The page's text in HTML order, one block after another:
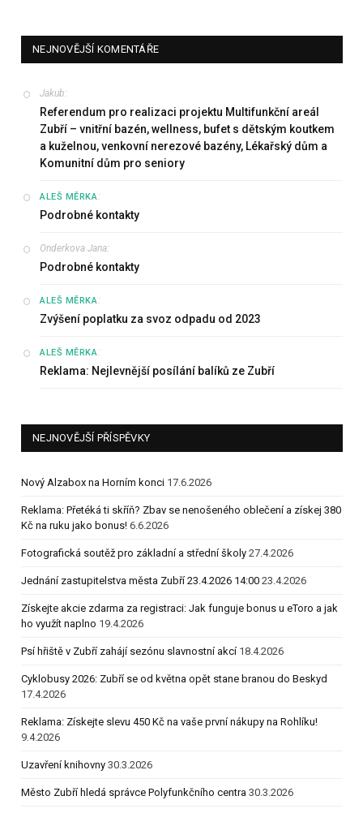
NEJNOVĚJŠÍ KOMENTÁŘE
Jakub:
Referendum pro realizaci projektu Multifunkční areál
Zubří – vnitřní bazén, wellness, bufet s dětským koutkem
a kuželnou, venkovní nerezové bazény, Lékařský dům a
Komunitní dům pro seniory
ALEŠ MĚRKA :
Podrobné kontakty
Onderkova Jana:
Podrobné kontakty
ALEŠ MĚRKA :
Zvýšení poplatku za svoz odpadu od 2023
ALEŠ MĚRKA :
Reklama: Nejlevnější posílání balíků ze Zubří
NEJNOVĚJŠÍ PŘÍSPĚVKY
Nový Alzabox na Horním konci 17.6.2026
Reklama: Přetéká ti skříň? Zbav se nenošeného oblečení a získej 380
Kč na ruku jako bonus! 6.6.2026
Fotografická soutěž pro základní a střední školy 27.4.2026
Jednání zastupitelstva města Zubří 23.4.2026 14:00 23.4.2026
Získejte akcie zdarma za registraci: Jak funguje bonus u eToro a jak
ho využít naplno 19.4.2026
Psí hřiště v Zubří zahájí sezónu slavnostní akcí 18.4.2026
Cyklobusy 2026: Zubří se od května opět stane branou do Beskyd
17.4.2026
Reklama: Získejte slevu 450 Kč na vaše první nákupy na Rohlíku!
9.4.2026
Uzavření knihovny 30.3.2026
Město Zubří hledá správce Polyfunkčního centra 30.3.2026